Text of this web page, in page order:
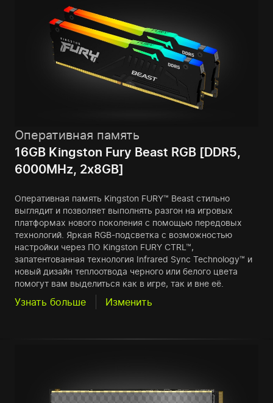
Оперативная память
16GB Kingston Fury Beast RGB [DDR5,
6000MHz, 2x8GB]
Оперативная память Kingston FURY™ Beast стильно
выглядит и позволяет выполнять разгон на игровых
платформах нового поколения с помощью передовых
технологий. Яркая RGB-подсветка с возможностью
настройки через ПО Kingston FURY CTRL™,
запатентованная технология Infrared Sync Technology™ и
новый дизайн теплоотвода черного или белого цвета
помогут вам выделиться как в игре, так и вне её.
Узнать больше Изменить